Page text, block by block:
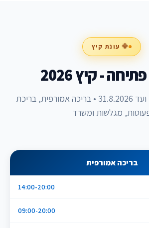
🌞 עונת קיץ
- קיץ 2026
החל מ-20.6.2026 ועד 31.8.2026 • בריכה אמורפית, בריכת
מגלשות ומשרד
בריכה אמורפית
14:00-20:00
09:00-20:00